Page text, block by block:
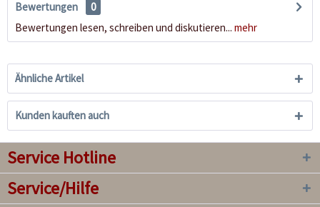
Bewertungen
0
Bewertungen lesen, schreiben und diskutieren... mehr
Ähnliche Artikel
Kunden kauften auch
Service Hotline
Service/Hilfe